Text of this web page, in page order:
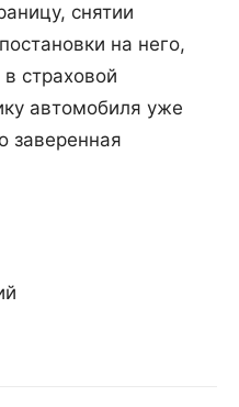
снятии
на него,
страховой
автомобиля уже
заверенная